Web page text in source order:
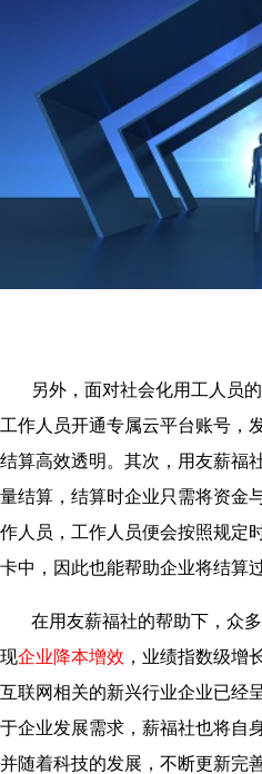
另外，面对社会化用工人员
工作人员开通专属云平台账号，
结算高效透明。其次，用友薪福
量结算，结算时企业只需将资金
作人员，工作人员便会按照规定
卡中，因此也能帮助企业将结算
在用友薪福社的帮助下，众
现企业降本增效 ，业绩指数级增
互联网相关的新兴行业企业已经
于企业发展需求，薪福社也将自
并随着科技的发展，不断更新完